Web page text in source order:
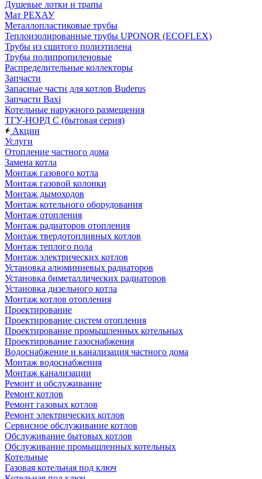
Душевые лотки и трапы
Мат РЕХАУ
Металлопластиковые трубы
Теплоизолированные трубы UPONOR (ECOFLEX)
Трубы из сшитого полиэтилена
Трубы полипропиленовые
Распределительные коллекторы
Запчасти
Запасные части для котлов Buderus
Запчасти Baxi
Котельные наружного размещения
ТГУ-НОРД С (бытовая серия)
Акции
Услуги
Отопление частного дома
Замена котла
Монтаж газового котла
Монтаж газовой колонки
Монтаж дымоходов
Монтаж котельного оборудования
Монтаж отопления
Монтаж радиаторов отопления
Монтаж твердотопливных котлов
Монтаж теплого пола
Монтаж электрических котлов
Установка алюминиевых радиаторов
Установка биметаллических радиаторов
Установка дизельного котла
Монтаж котлов отопления
Проектирование
Проектирование систем отопления
Проектирование промышленных котельных
Проектирование газоснабжения
Водоснабжение и канализация частного дома
Монтаж водоснабжения
Монтаж канализации
Ремонт и обслуживание
Ремонт котлов
Ремонт газовых котлов
Ремонт электрических котлов
Сервисное обслуживание котлов
Обслуживание бытовых котлов
Обслуживание промышленных котельных
Котельные
Газовая котельная под ключ